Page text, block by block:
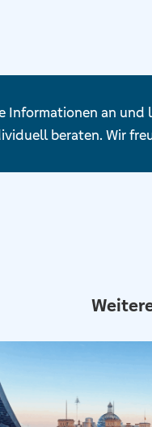
Informationen an und
beraten. Wir